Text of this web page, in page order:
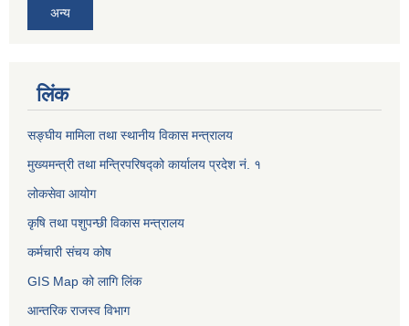
अन्य
लिंक
सङ्घीय मामिला तथा स्थानीय विकास मन्त्रालय
मुख्यमन्त्री तथा मन्त्रिपरिषद्को कार्यालय प्रदेश नं. १
लोकसेवा आयोग ​​​​
कृषि तथा पशुपन्छी विकास मन्त्रालय
कर्मचारी संचय कोष
GIS Map को लागि लिंक
आन्तरिक राजस्व विभाग